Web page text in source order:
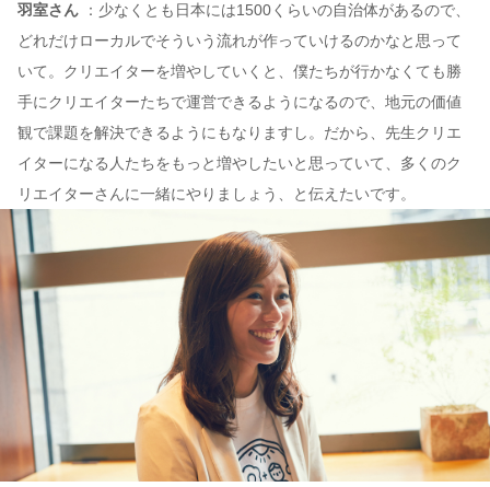
羽室さん
：少なくとも日本には1500くらいの自治体があるので、
どれだけローカルでそういう流れが作っていけるのかなと思って
いて。クリエイターを増やしていくと、僕たちが行かなくても勝
手にクリエイターたちで運営できるようになるので、地元の価値
観で課題を解決できるようにもなりますし。だから、先生クリエ
イターになる人たちをもっと増やしたいと思っていて、多くのク
リエイターさんに一緒にやりましょう、と伝えたいです。